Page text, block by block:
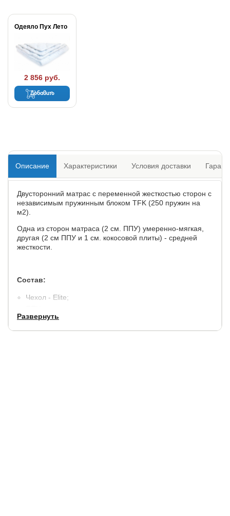
Одеяло Пух Лето
2 856 руб.
Добавить
Описание Характеристики Условия доставки
Двусторонний матрас с переменной жесткостью сторон с
независимым пружинным блоком TFK (250 пружин на
м2).
Одна из сторон матраса (2 см. ППУ) умеренно-мягкая,
другая (2 см ППУ и 1 см. кокосовой плиты) - средней
жесткости.
Состав:
Чехол - Elite;
Прокладочный материал - Термовойлок;
Пружинный блок - TFK:
Развернуть